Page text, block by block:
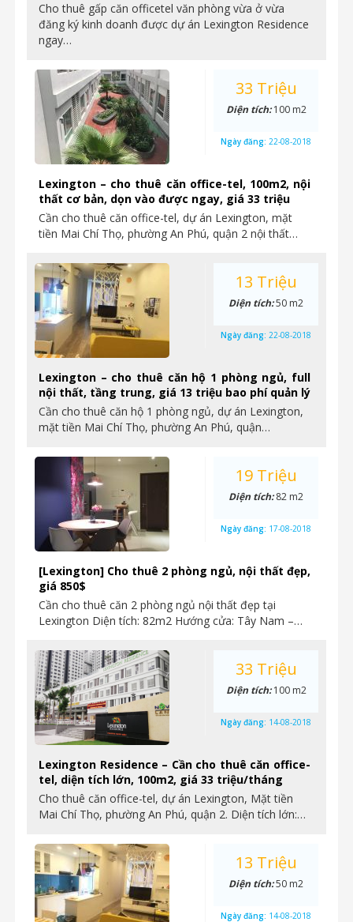
Cho thuê gấp căn officetel văn phòng vừa ở vừa
đăng ký kinh doanh được dự án Lexington Residence
ngay…
Lexington – cho thuê căn office-tel, 100m2, nội
thất cơ bản, dọn vào được ngay, giá 33 triệu
Cần cho thuê căn office-tel, dự án Lexington, mặt
tiền Mai Chí Thọ, phường An Phú, quận 2 nội thất…
33 Triệu
Diện tích:100 m2
Ngày đăng: 22-08-2018
Lexington – cho thuê căn hộ 1 phòng ngủ, full
nội thất, tầng trung, giá 13 triệu bao phí quản lý
Cần cho thuê căn hộ 1 phòng ngủ, dự án Lexington,
mặt tiền Mai Chí Thọ, phường An Phú, quận…
13 Triệu
Diện tích:50 m2
Ngày đăng: 22-08-2018
[Lexington] Cho thuê 2 phòng ngủ, nội thất đẹp,
giá 850$
Cần cho thuê căn 2 phòng ngủ nội thất đẹp tại
Lexington Diện tích: 82m2 Hướng cửa: Tây Nam –…
19 Triệu
Diện tích:82 m2
Ngày đăng: 17-08-2018
Lexington Residence – Cần cho thuê căn office-
tel, diện tích lớn, 100m2, giá 33 triệu/tháng
Cho thuê căn office-tel, dự án Lexington, Mặt tiền
Mai Chí Thọ, phường An Phú, quận 2. Diện tích lớn:…
33 Triệu
Diện tích:100 m2
Ngày đăng: 14-08-2018
13 Triệu
Diện tích:50 m2
Ngày đăng: 14-08-2018